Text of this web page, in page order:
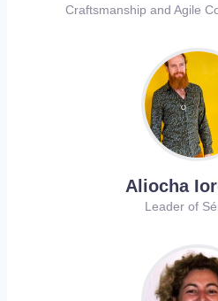
Craftsmanship and Agile
Aliocha
Leader of